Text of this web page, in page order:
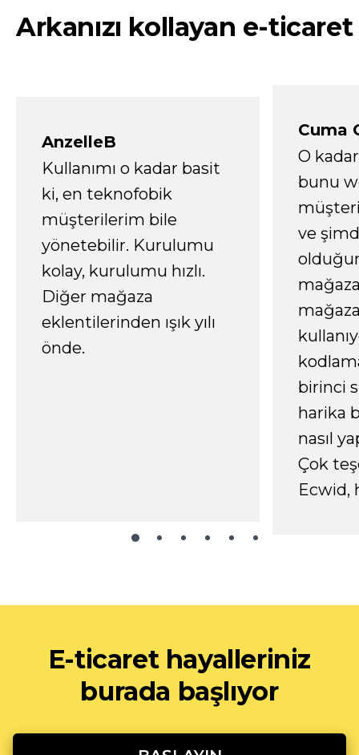
Arkanızı kollayan e-ticaret
AnzelleB
Kullanımı o kadar basit
ki, en teknofobik
müşterilerim bile
yönetebilir. Kurulumu
kolay, kurulumu hızlı.
Diğer mağaza
eklentilerinden ışık yılı
önde.
Cuma
O
bunu
ve
birinci
harika
nasıl
Çok
Ecwid,
E-ticaret hayalleriniz
burada başlıyor